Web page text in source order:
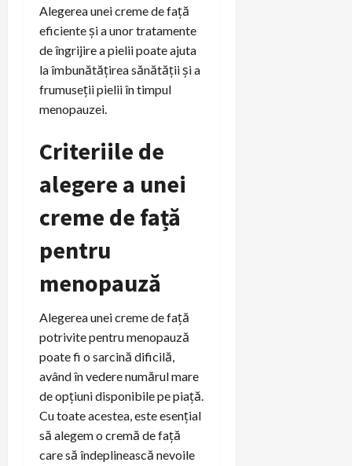
Alegerea unei creme de față
eficiente și a unor tratamente
de îngrijire a pielii poate ajuta
la îmbunătățirea sănătății și a
frumuseții pielii în timpul
menopauzei.
Criteriile de
alegere a unei
creme de față
pentru
menopauză
Alegerea unei creme de față
potrivite pentru menopauză
poate fi o sarcină dificilă,
având în vedere numărul mare
de opțiuni disponibile pe piață.
Cu toate acestea, este esențial
să alegem o cremă de față
care să îndeplinească nevoile